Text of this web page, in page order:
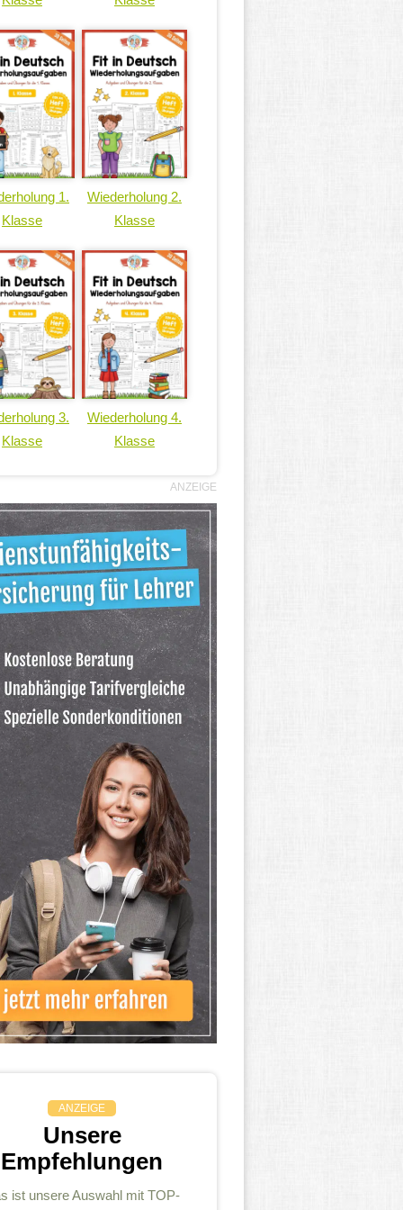
1.
Klasse
Wiederholung 2.
Klasse
3.
Klasse
Wiederholung 4.
Klasse
ANZEIGE
ANZEIGE
Unsere
Empfehlungen
ist unsere Auswahl mit TOP-